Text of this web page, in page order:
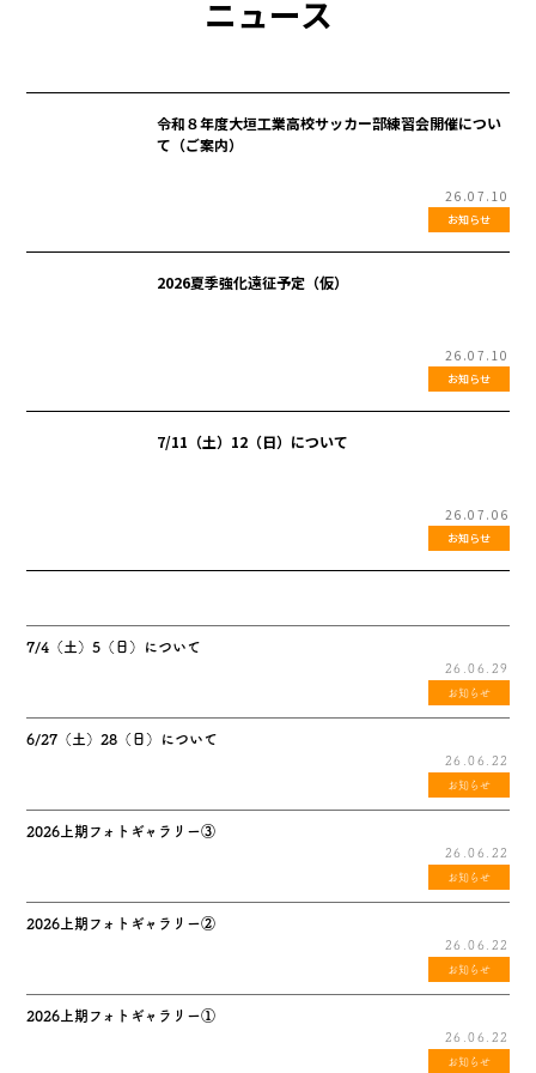
ニュース
お知らせ
26.07.10
令和８年度大垣工業高校サッカー部練習会開催につい
て（ご案内）
お知らせ
26.07.10
2026夏季強化遠征予定（仮）
お知らせ
26.07.06
7/11（土）12（日）について
お知らせ
26.06.29
7/4（土）5（日）について
お知らせ
26.06.22
6/27（土）28（日）について
お知らせ
26.06.22
2026上期フォトギャラリー③
お知らせ
26.06.22
2026上期フォトギャラリー②
お知らせ
26.06.22
2026上期フォトギャラリー①